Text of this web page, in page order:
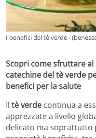
I benefici del tè verde -
Scopri come sfruttare
catechine del tè verde
benefici per la salute
Il tè verde continua a
apprezzate a livello
delicato ma soprattutto